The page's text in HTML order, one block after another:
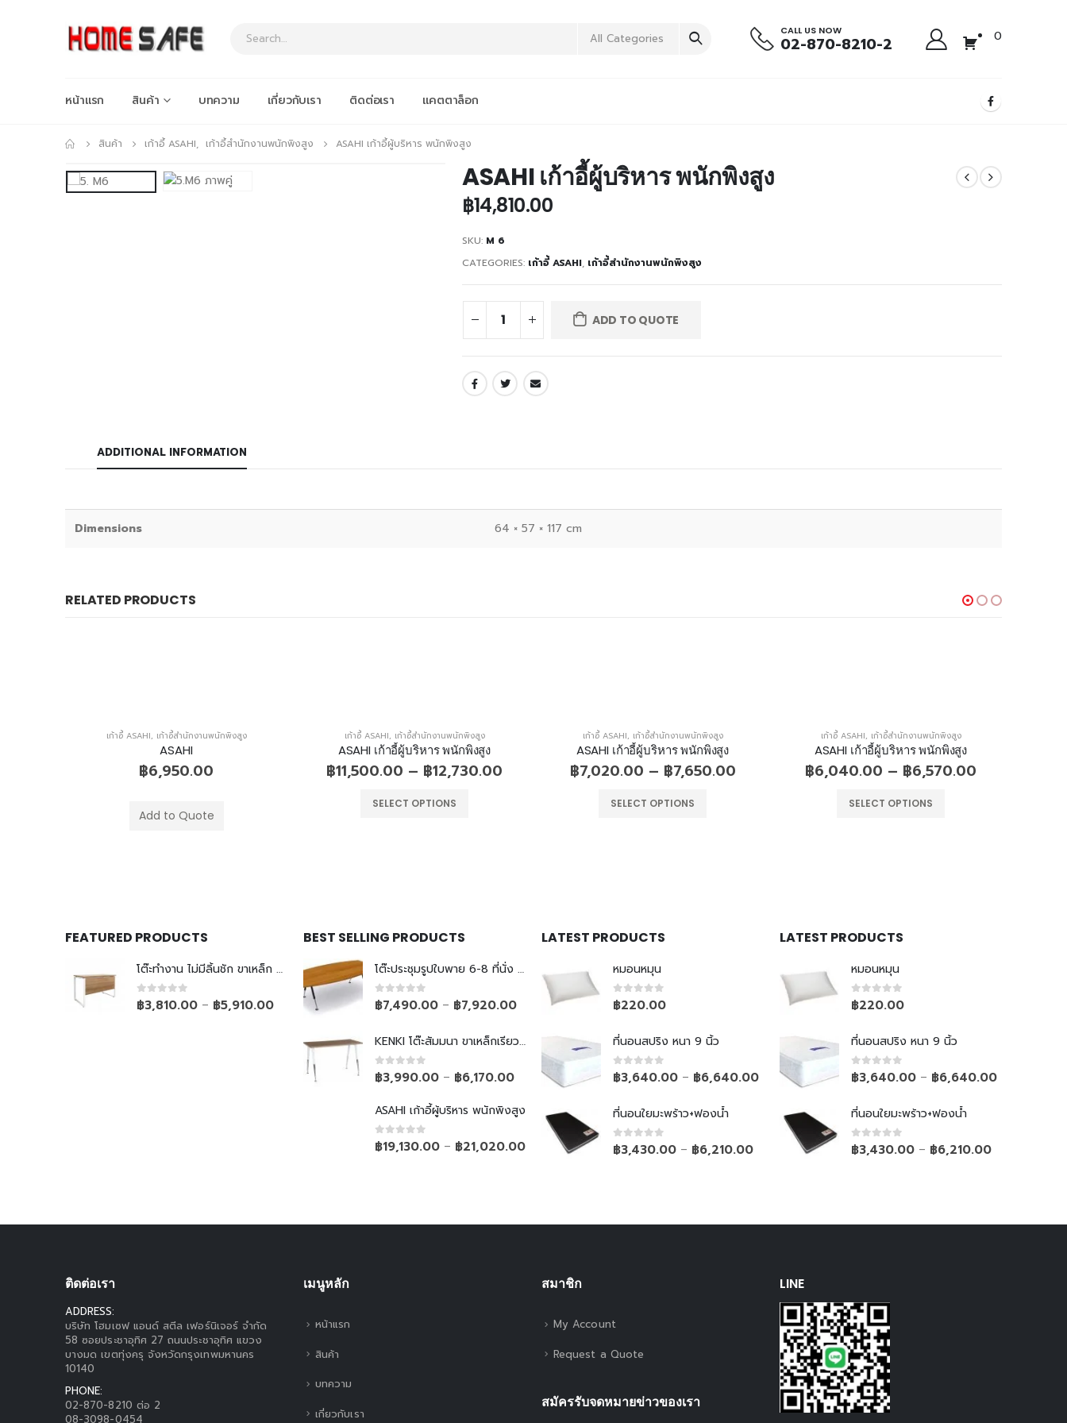
All Categories
CALL US NOW
02-870-8210-2 0
หน้าแรก สินค้า บทความ เกี่ยวกับเรา ติดต่อเรา แคตตาล็อก
สินค้า เก้าอี้ ASAHI, เก้าอี้สำนักงานพนักพิงสูง ASAHI เก้าอี้ผู้บริหาร พนักพิงสูง
ASAHI เก้าอี้ผู้บริหาร พนักพิงสูง
฿14,810.00
SKU: M 6
CATEGORIES: เก้าอี้ ASAHI, เก้าอี้สำนักงานพนักพิงสูง
ADD TO QUOTE
ADDITIONAL INFORMATION
Dimensions 64 × 57 × 117 cm
RELATED PRODUCTS
เก้าอี้ ASAHI, เก้าอี้สำนักงานพนักพิงสูง
ASAHI
฿6,950.00
Add to Quote
เก้าอี้ ASAHI, เก้าอี้สำนักงานพนักพิงสูง
ASAHI เก้าอี้ผู้บริหาร พนักพิงสูง
฿11,500.00 – ฿12,730.00
SELECT OPTIONS
เก้าอี้ ASAHI, เก้าอี้สำนักงานพนักพิงสูง
ASAHI เก้าอี้ผู้บริหาร พนักพิงสูง
฿7,020.00 – ฿7,650.00
SELECT OPTIONS
เก้าอี้ ASAHI, เก้าอี้สำนักงานพนักพิงสูง
ASAHI เก้าอี้ผู้บริหาร พนักพิงสูง
฿6,040.00 – ฿6,570.00
SELECT OPTIONS
FEATURED PRODUCTS
โต๊ะทำงาน ไม่มีลิ้นชัก ขาเหล็ก Top ยกลอย
0out of 5
฿3,810.00 – ฿5,910.00
BEST SELLING PRODUCTS
โต๊ะประชุมรูปใบพาย 6-8 ที่นั่ง ขาเหล็กเรียว
0out of 5
฿7,490.00 – ฿7,920.00
KENKI โต๊ะสัมมนา ขาเหล็กเรียวพับไม่ได้
0out of 5
฿3,990.00 – ฿6,170.00
ASAHI เก้าอี้ผู้บริหาร พนักพิงสูง
0out of 5
฿19,130.00 – ฿21,020.00
LATEST PRODUCTS
หมอนหมุน
0out of 5
฿220.00
ที่นอนสปริง หนา 9 นิ้ว
0out of 5
฿3,640.00 – ฿6,640.00
ที่นอนใยมะพร้าว+ฟองน้ำ
0out of 5
฿3,430.00 – ฿6,210.00
LATEST PRODUCTS
หมอนหมุน
0out of 5
฿220.00
ที่นอนสปริง หนา 9 นิ้ว
0out of 5
฿3,640.00 – ฿6,640.00
ที่นอนใยมะพร้าว+ฟองน้ำ
0out of 5
฿3,430.00 – ฿6,210.00
ติดต่อเรา
ADDRESS:
บริษัท โฮมเซฟ แอนด์ สตีล เฟอร์นิเจอร์ จำกัด
58 ซอยประชาอุทิศ 27 ถนนประชาอุทิศ แขวง
บางมด เขตทุ่งครุ จังหวัดกรุงเทพมหานคร
10140
PHONE:
02-870-8210 ต่อ 2
08-3098-0454
เมนูหลัก
หน้าแรก
สินค้า
บทความ
เกี่ยวกับเรา
สมาชิก
My Account
Request a Quote
สมัครรับจดหมายข่าวของเรา
LINE